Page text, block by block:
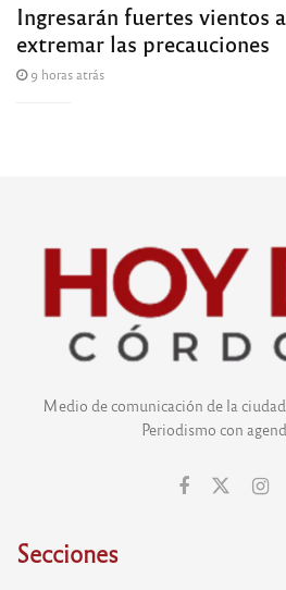
Ingresarán fuertes vientos
extremar las precauciones
9 horas atrás
Medio de comunicación de la
Periodismo con
Secciones